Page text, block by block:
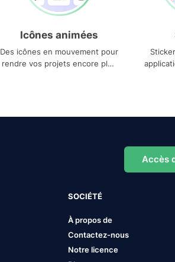
Icônes animées
Des icônes en mouvement pour
rendre vos projets encore plus
Accès
SOCIÉTÉ
À propos de
Contactez-nous
Notre licence